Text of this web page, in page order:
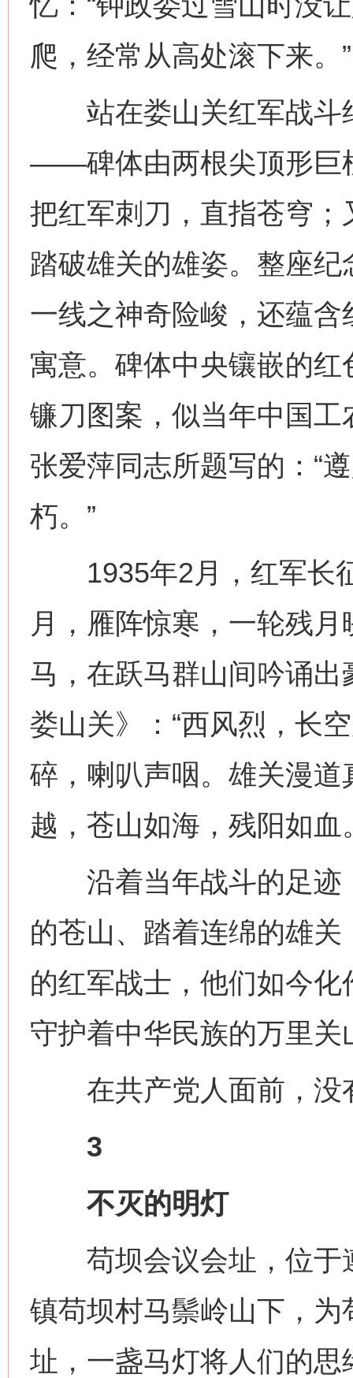
爬，经常从高处滚下来。”
站在娄山关红军战斗
——碑体由两根尖顶形巨
把红军刺刀，直指苍穹
踏破雄关的雄姿。整座
一线之神奇险峻，还蕴含
寓意。碑体中央镶嵌的
镰刀图案，似当年中国
张爱萍同志所题写的：“
朽。”
1935年2月，红军长
月，雁阵惊寒，一轮残
马，在跃马群山间吟诵出
娄山关》：“西风烈，长
碎，喇叭声咽。雄关漫
越，苍山如海，残阳如血
沿着当年战斗的足迹
的苍山、踏着连绵的雄
的红军战士，他们如今
守护着中华民族的万里关
在共产党人面前，没
3
不灭的明灯
苟坝会议会址，位于
镇苟坝村马鬃岭山下，
址，一盏马灯将人们的